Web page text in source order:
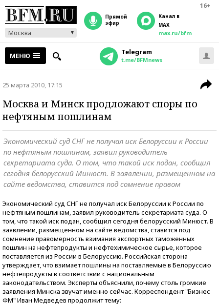
16+
Москва
прямой
эфир
Канал в
MAX
max.ru/bfm
МЕНЮ Telegram
t.me/BFMnews
25 марта 2010, 17:15
Москва и Минск продложают споры по
нефтяным пошлинам
Экономический суд СНГ не получал иск Белоруссии к России
по нефтяным пошлинам, заявил руководитель
секретариата суда. О том, что такой иск подан, сообщил
сегодня белорусский Минюст. В заявлении, размещенном на
сайте ведомства, ставится под сомнение правом
Экономический суд СНГ не получал иск Белоруссии к России по
нефтяным пошлинам, заявил руководитель секретариата суда. О
том, что такой иск подан, сообщил сегодня белорусский Минюст. В
заявлении, размещенном на сайте ведомства, ставится под
сомнение правомерность взимания экспортных таможенных
пошлин на нефтепродукты и нефтехимическое сырье, которое
поставляется из России в Белоруссию. Российская сторона
утверждает, что взимает пошлины на поставляемые в Белоруссию
нефтепродукты в соответствии с национальным
законодательством. Эксперты объяснили, почему столь громкие
заявления Минска звучат именно сейчас. Корреспондент "Бизнес
ФМ" Иван Медведев продолжит тему: